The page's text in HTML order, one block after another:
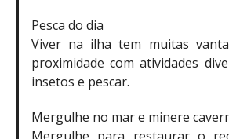
Pesca do dia
Viver na ilha tem muitas
proximidade com atividades
insetos e pescar.
Mergulhe no mar e minere